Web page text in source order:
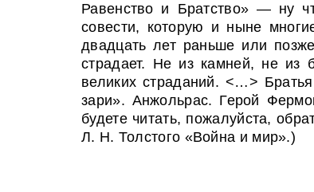
Равенство и Братство» — ну
совести, которую и ныне
двадцать лет раньше или
страдает. Не из камней, не из
великих страданий. <…>
зари». Анжольрас. Герой
будете читать, пожалуйста,
Л. Н. Толстого «Война и мир».)